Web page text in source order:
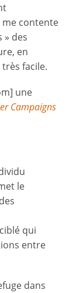
me contente
» des
en
facile.
une
Campaigns
le
qui
entre
dans